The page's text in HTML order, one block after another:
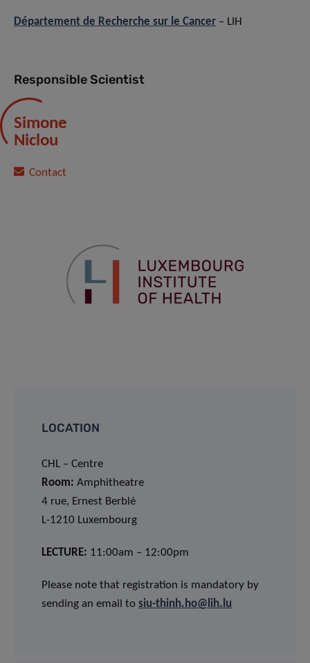
Département de Recherche sur le Cancer – LIH
Responsible Scientist
Simone
Niclou
Contact
LOCATION
CHL – Centre
Room: Amphitheatre
4 rue, Ernest Berblé
L-1210 Luxembourg
LECTURE: 11:00am – 12:00pm
Please note that registration is mandatory by
sending an email to siu-thinh.ho@lih.lu